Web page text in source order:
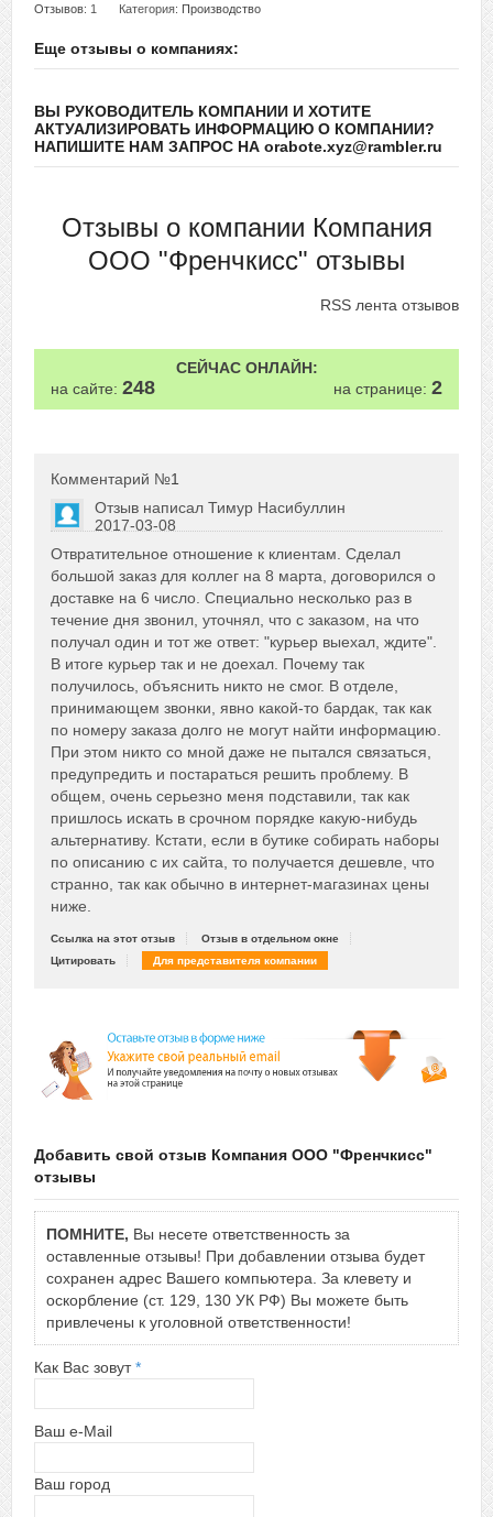
Отзывов: 1 Категория: Производство
Еще отзывы о компаниях:
ВЫ РУКОВОДИТЕЛЬ КОМПАНИИ И ХОТИТЕ
АКТУАЛИЗИРОВАТЬ ИНФОРМАЦИЮ О КОМПАНИИ?
НАПИШИТЕ НАМ ЗАПРОС НА orabote.xyz@rambler.ru
Отзывы о компании Компания
ООО "Френчкисс" отзывы
RSS лента отзывов
СЕЙЧАС ОНЛАЙН:
на сайте: 248 на странице: 2
Комментарий №1
Отзыв написал Тимур Насибуллин
2017-03-08
+5
Сказать друзьям об отзыве
Отвратительное отношение к клиентам. Сделал
большой заказ для коллег на 8 марта, договорился о
доставке на 6 число. Специально несколько раз в
течение дня звонил, уточнял, что с заказом, на что
получал один и тот же ответ: "курьер выехал, ждите".
В итоге курьер так и не доехал. Почему так
получилось, объяснить никто не смог. В отделе,
принимающем звонки, явно какой-то бардак, так как
по номеру заказа долго не могут найти информацию.
При этом никто со мной даже не пытался связаться,
предупредить и постараться решить проблему. В
общем, очень серьезно меня подставили, так как
пришлось искать в срочном порядке какую-нибудь
альтернативу. Кстати, если в бутике собирать наборы
по описанию с их сайта, то получается дешевле, что
странно, так как обычно в интернет-магазинах цены
ниже.
Ссылка на этот отзыв
Отзыв в отдельном окне
Цитировать
Для представителя компании
Добавить свой отзыв Компания ООО "Френчкисс"
отзывы
ПОМНИТЕ, Вы несете ответственность за
оставленные отзывы! При добавлении отзыва будет
сохранен адрес Вашего компьютера. За клевету и
оскорбление (ст. 129, 130 УК РФ) Вы можете быть
привлечены к уголовной ответственности!
Как Вас зовут*
Ваш e-Mail
Ваш город